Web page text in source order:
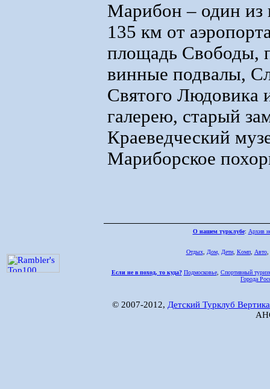
Марибон – один из
135 км от
площадь Свободы,
винные подвалы,
Святого Людовика
галерею, старый
Краеведческий
Мариборское
О нашем турклубе: Архив
Отдых, Дом, Дети, Комп, Авто,
Если не в поход, то куда? Подмосковье, Спортивный
Города
© 2007-2012, Детский Турклуб